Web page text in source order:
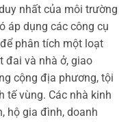
nhất của môi trường
áp dụng các công cụ
phân tích một loạt
đai và nhà ở, giao
cộng địa phương, tội
tế vùng. Các nhà kinh
hộ gia đình, doanh